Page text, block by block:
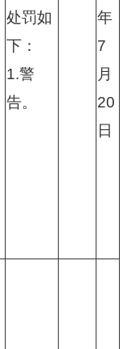
处罚如
下：
1.警
告。
年
7
月
20
日